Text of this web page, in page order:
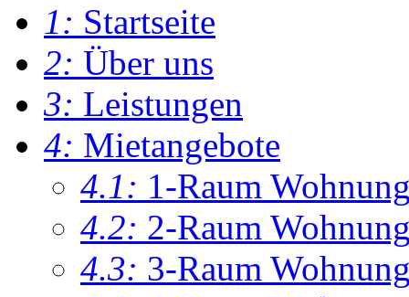
1: Startseite
2: Über uns
3: Leistungen
4: Mietangebote
4.1: 1-Raum
4.2: 2-Raum
4.3: 3-Raum